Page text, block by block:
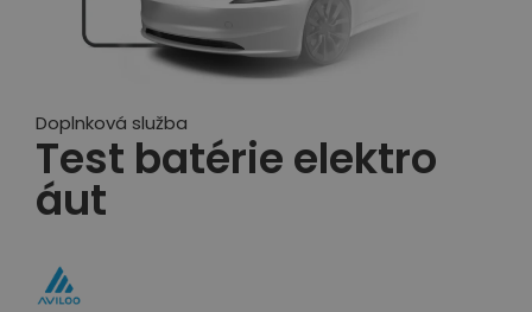
Doplnková služba
Test batérie elektro
áut